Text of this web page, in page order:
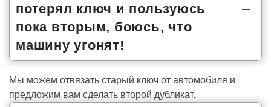
потерял ключ и пользуюсь
пока вторым, боюсь, что
машину угонят!
Мы можем отвязать старый ключ от автомобиля и
предложим вам сделать второй дубликат.